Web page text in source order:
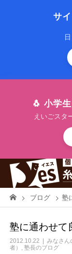
サ
🐧 小学
えいごスタ
ブログ 塾
塾に通わせて
2012.10.22 みなさん
者） , 塾長のブログ